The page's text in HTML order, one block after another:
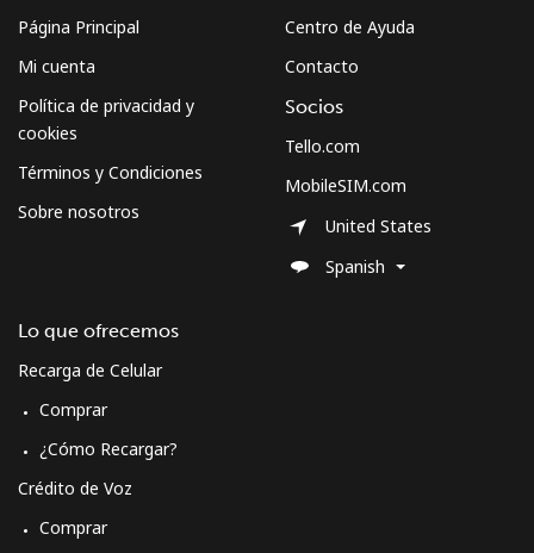
Página Principal
Mi cuenta
Política de privacidad y
cookies
Términos y Condiciones
Sobre nosotros
Lo que ofrecemos
Recarga de Celular
Comprar
¿Cómo Recargar?
Crédito de Voz
Comprar
Centro de Ayuda
Contacto
Socios
Tello.com
MobileSIM.com
United States
Spanish